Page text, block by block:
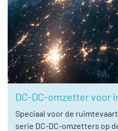
DC-DC-omzetter voor
Speciaal voor de
serie DC-DC-omzetters op